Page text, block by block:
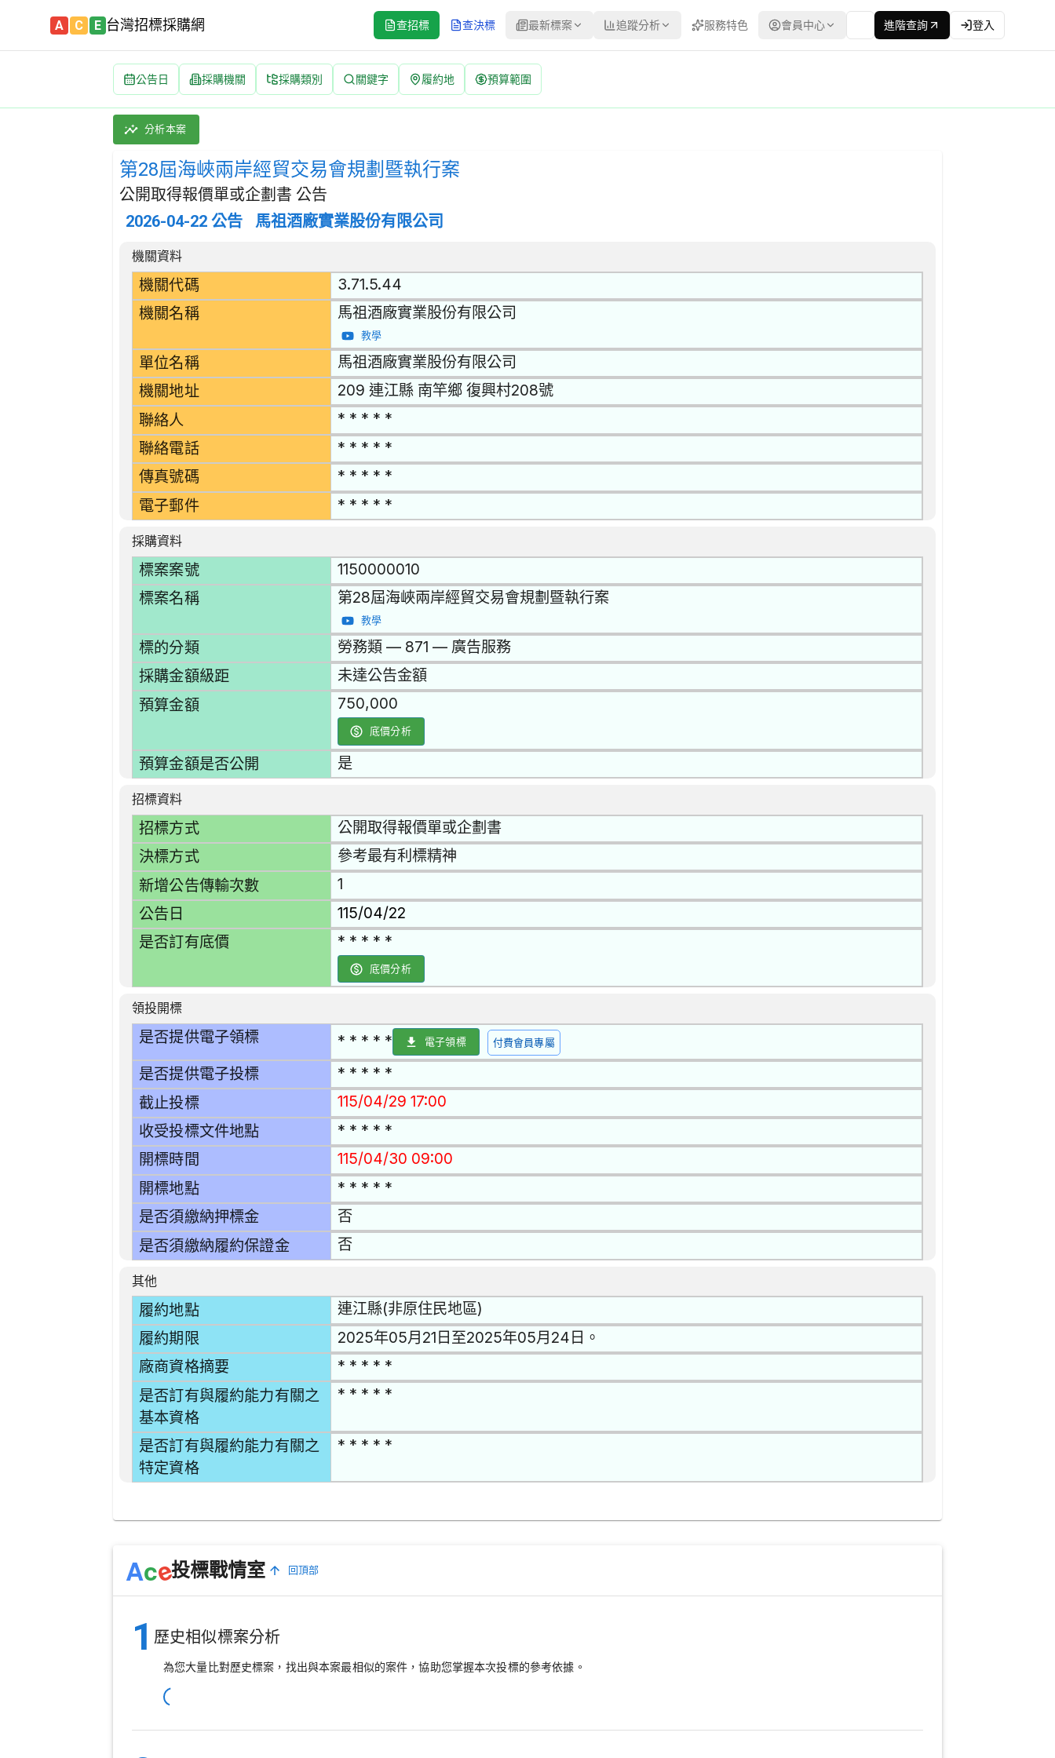
A C E 台灣招標採購網 查招標 查決標 最新標案 追蹤分析 服務特色 會員中心 進階查詢 登入
公告日 採購機關 採購類別 關鍵字 履約地 預算範圍
第28屆海峽兩岸經貿交易會規劃暨執行案 招標公告 | 案號：1150000010 | 公開取得報價單或企劃書 公告
採購類別：勞務類 廣告服務 | 招標方式：公開取得報價單或企劃書 | 決標方式：參考最有利標精神 | 資料來源：台灣政府電子採購網（公共工程委員會） | 更新時間：
分析本案
第28屆海峽兩岸經貿交易會規劃暨執行案
公開取得報價單或企劃書 公告
2026-04-22 公告 馬祖酒廠實業股份有限公司
招標公告詳細內容
機關資料
機關代碼 3.71.5.44
機關名稱 馬祖酒廠實業股份有限公司
教學
單位名稱 馬祖酒廠實業股份有限公司
機關地址 209 連江縣 南竿鄉 復興村208號
聯絡人 * * * * *
聯絡電話 * * * * *
傳真號碼 * * * * *
電子郵件 * * * * *
採購資料
標案案號 1150000010
標案名稱 第28屆海峽兩岸經貿交易會規劃暨執行案
教學
標的分類 勞務類 — 871 — 廣告服務
採購金額級距 未達公告金額
預算金額 750,000
底價分析
預算金額是否公開 是
招標資料
招標方式 公開取得報價單或企劃書
決標方式 參考最有利標精神
新增公告傳輸次數 1
公告日 115/04/22
是否訂有底價 * * * * *
底價分析
領投開標
是否提供電子領標 * * * * * 電子領標 付費會員專屬
是否提供電子投標 * * * * *
截止投標 115/04/29 17:00
收受投標文件地點 * * * * *
開標時間 115/04/30 09:00
開標地點 * * * * *
是否須繳納押標金 否
是否須繳納履約保證金 否
其他
履約地點 連江縣(非原住民地區)
履約期限 2025年05月21日至2025年05月24日。
廠商資格摘要 * * * * *
是否訂有與履約能力有關之
基本資格
* * * * *
是否訂有與履約能力有關之
特定資格
* * * * *
Ace投標戰情室 回頂部
1 歷史相似標案分析
為您大量比對歷史標案，找出與本案最相似的案件，協助您掌握本次投標的參考依據。